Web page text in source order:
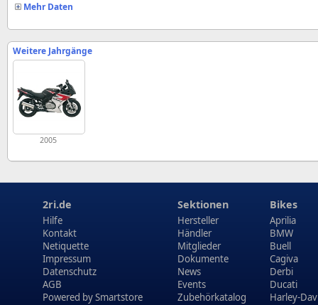
Mehr Daten
Weitere Jahrgänge
2005
2ri.de
Hilfe
Kontakt
Netiquette
Impressum
Datenschutz
AGB
Powered bySmartstore
Sektionen
Hersteller
Händler
Mitglieder
Dokumente
News
Events
Zubehörkatalog
Bikes
Aprilia
BMW
Buell
Cagiva
Derbi
Ducati
Harley-